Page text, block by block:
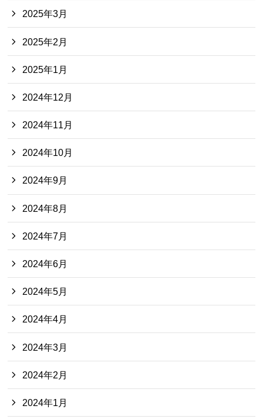
2025年3月
2025年2月
2025年1月
2024年12月
2024年11月
2024年10月
2024年9月
2024年8月
2024年7月
2024年6月
2024年5月
2024年4月
2024年3月
2024年2月
2024年1月